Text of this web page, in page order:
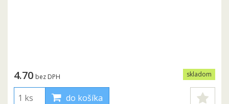
skladom
4.70 bez DPH
do košíka